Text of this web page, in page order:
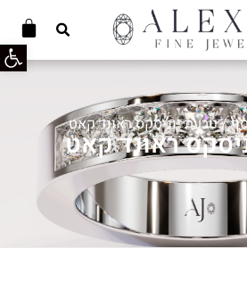
פתח
/ טבעת יוניסקס ראונד קאט
ראונד קאט